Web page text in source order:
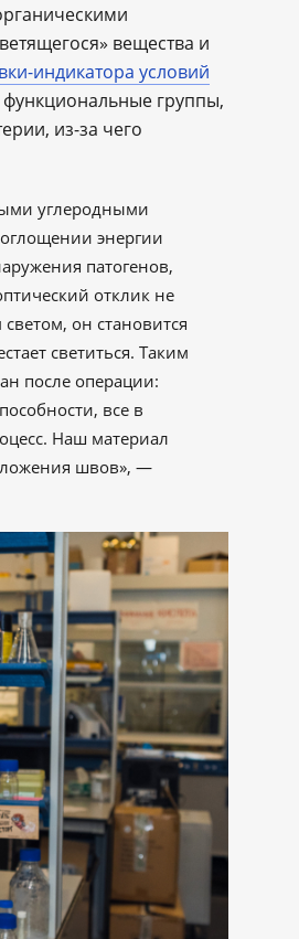
вещества и
индикатора условий
группы,
из-за чего
углеродными
энергии
патогенов,
отклик не
он становится
светиться. Таким
после операции:
все в
Наш материал
швов», —